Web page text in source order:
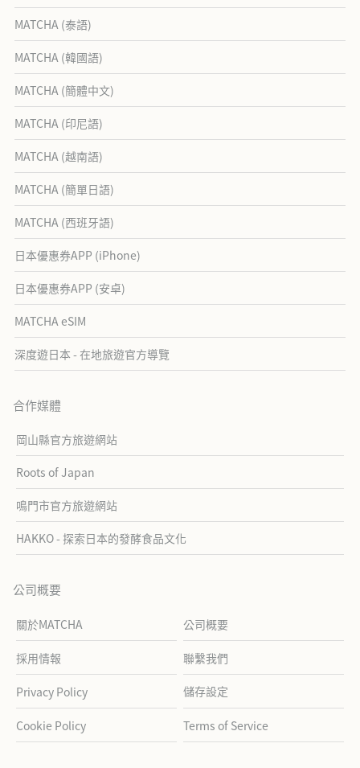
MATCHA (泰語)
MATCHA (韓國語)
MATCHA (簡體中文)
MATCHA (印尼語)
MATCHA (越南語)
MATCHA (簡單日語)
MATCHA (西班牙語)
日本優惠券APP (iPhone)
日本優惠券APP (安卓)
MATCHA eSIM
深度遊日本 - 在地旅遊官方導覽
合作媒體
岡山縣官方旅遊網站
Roots of Japan
鳴門市官方旅遊網站
HAKKO - 探索日本的發酵食品文化
公司概要
關於MATCHA 公司概要
採用情報 聯繫我們
Privacy Policy 儲存設定
Cookie Policy Terms of Service